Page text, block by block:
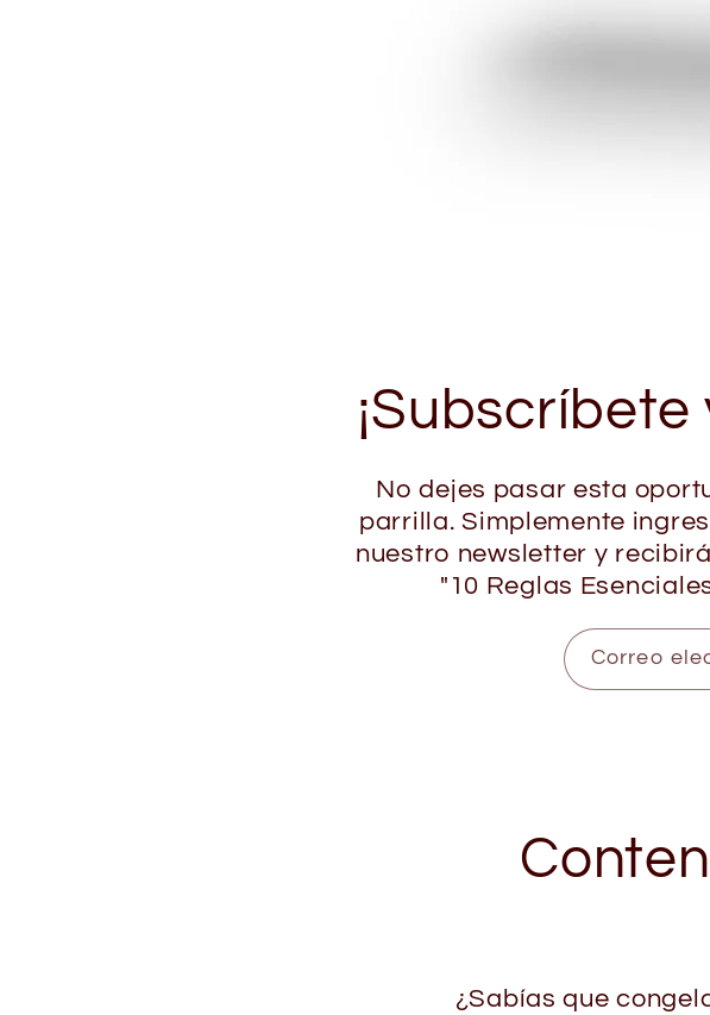
No dejes pasar esta
parrilla. Simplemente
nuestro newsletter y
"10 Reglas
Correo
¿Sabías que